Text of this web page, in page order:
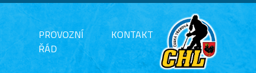
PROVOZNÍ
ŘÁD
KONTAKT